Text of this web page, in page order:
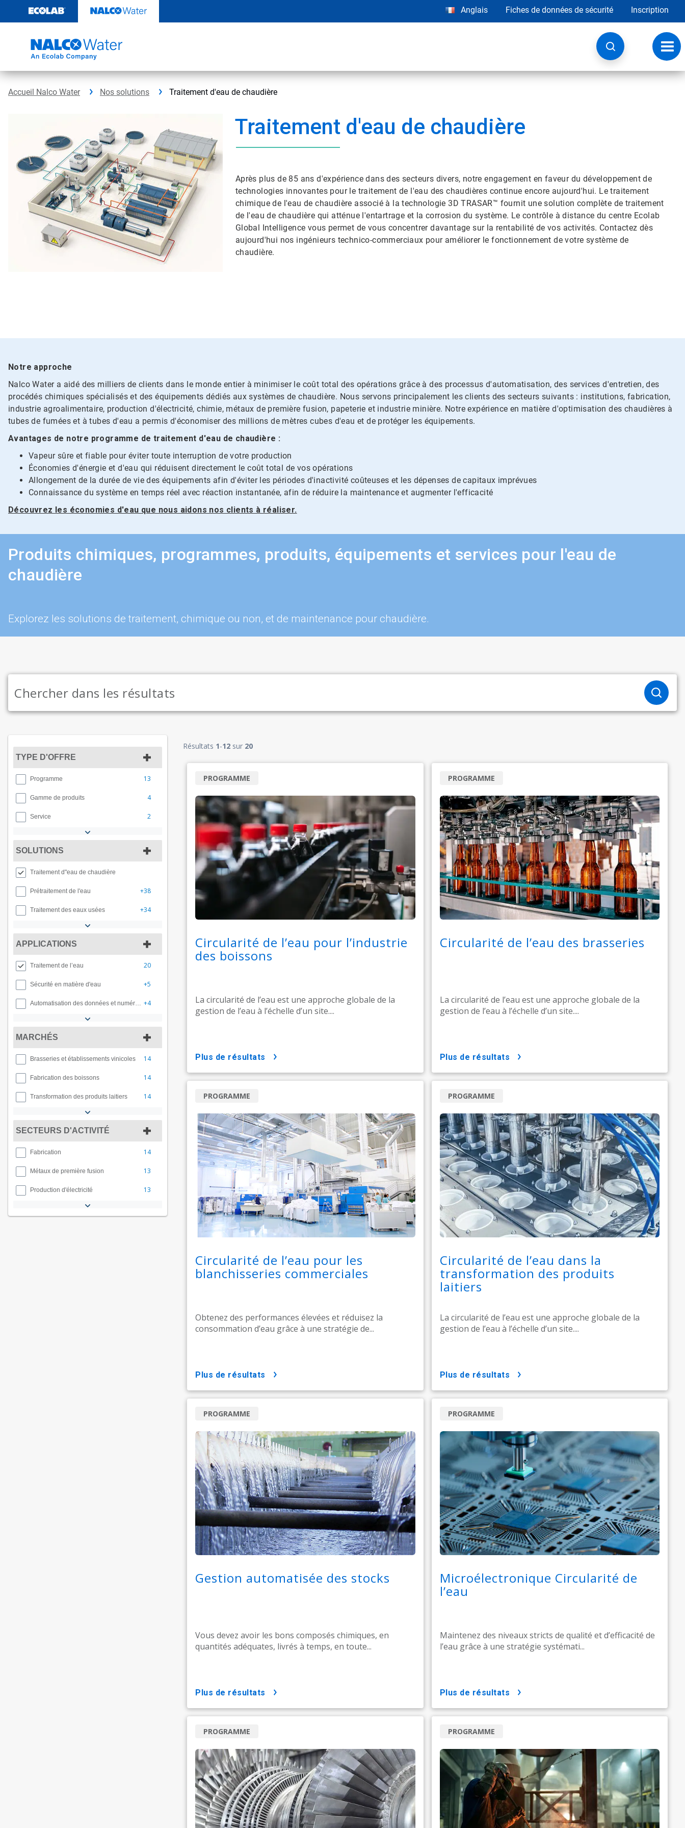
contenu
Anglais Fiches de données de sécurité Inscription
la
Accueil Nalco Water Nos solutions Traitement d'eau de chaudière
Traitement d'eau de chaudière
Après plus de 85 ans d'expérience dans des secteurs divers, notre engagement en faveur du développement de
technologies innovantes pour le traitement de l'eau des chaudières continue encore aujourd'hui. Le traitement
chimique de l'eau de chaudière associé à la technologie 3D TRASAR™ fournit une solution complète de traitement
de l'eau de chaudière qui atténue l'entartrage et la corrosion du système. Le contrôle à distance du centre Ecolab
Global Intelligence vous permet de vous concentrer davantage sur la rentabilité de vos activités. Contactez dès
aujourd'hui nos ingénieurs technico-commerciaux pour améliorer le fonctionnement de votre système de
chaudière.
Notre approche
Nalco Water a aidé des milliers de clients dans le monde entier à minimiser le coût total des opérations grâce à des processus d'automatisation, des services d'entretien, des
procédés chimiques spécialisés et des équipements dédiés aux systèmes de chaudière. Nous servons principalement les clients des secteurs suivants : institutions, fabrication,
industrie agroalimentaire, production d'électricité, chimie, métaux de première fusion, papeterie et industrie minière. Notre expérience en matière d'optimisation des chaudières à
tubes de fumées et à tubes d'eau a permis d'économiser des millions de mètres cubes d'eau et de protéger les équipements.
Avantages de notre programme de traitement d'eau de chaudière :
Vapeur sûre et fiable pour éviter toute interruption de votre production
Économies d'énergie et d'eau qui réduisent directement le coût total de vos opérations
Allongement de la durée de vie des équipements afin d'éviter les périodes d'inactivité coûteuses et les dépenses de capitaux imprévues
Connaissance du système en temps réel avec réaction instantanée, afin de réduire la maintenance et augmenter l'efficacité
Découvrez les économies d'eau que nous aidons nos clients à réaliser.
Produits chimiques, programmes, produits, équipements et services pour l'eau de
chaudière
Explorez les solutions de traitement, chimique ou non, et de maintenance pour chaudière.
TYPE D'OFFRE
Programme 13
Gamme de produits 4
Service 2
SOLUTIONS
Traitement d"eau de chaudière
Prétraitement de l'eau +38
Traitement des eaux usées +34
APPLICATIONS
Traitement de l’eau 20
Sécurité en matière d'eau +5
Automatisation des données et numérique +4
MARCHÉS
Brasseries et établissements vinicoles 14
Fabrication des boissons 14
Transformation des produits laitiers 14
SECTEURS D'ACTIVITÉ
Fabrication 14
Métaux de première fusion 13
Production d'électricité 13
Résultats 1-12 sur 20
Circularité de l’eau pour l’industrie
des boissons
La circularité de l’eau est une approche globale de la
gestion de l’eau à l’échelle d’un site....
PROGRAMME
plus de résultats
Circularité de l’eau des brasseries
La circularité de l’eau est une approche globale de la
gestion de l’eau à l’échelle d’un site....
PROGRAMME
plus de résultats
Circularité de l’eau pour les
blanchisseries commerciales
Obtenez des performances élevées et réduisez la
consommation d’eau grâce à une stratégie de...
PROGRAMME
plus de résultats
Circularité de l’eau dans la
transformation des produits
laitiers
La circularité de l’eau est une approche globale de la
gestion de l’eau à l’échelle d’un site....
PROGRAMME
plus de résultats
Gestion automatisée des stocks
Vous devez avoir les bons composés chimiques, en
quantités adéquates, livrés à temps, en toute...
PROGRAMME
plus de résultats
Microélectronique Circularité de
l’eau
Maintenez des niveaux stricts de qualité et d’efficacité de
l’eau grâce à une stratégie systémati...
PROGRAMME
plus de résultats
PROGRAMME PROGRAMME